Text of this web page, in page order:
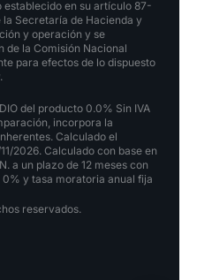
en su artículo 87-
Secretaría de Hacienda y
y operación y se
de la Comisión Nacional
para efectos de lo dispuesto
del producto 0.0% Sin IVA
incorpora la
Calculado el
2026. Calculado con base en
a un plazo de 12 meses con
y tasa moratoria anual fija
reservados.